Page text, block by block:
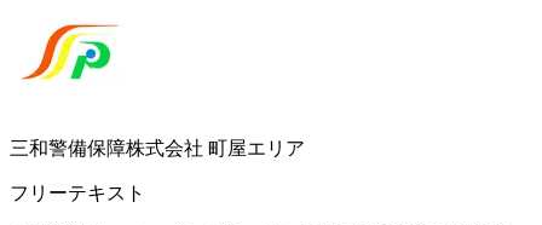
三和警備保障株式会社 町屋エリア
フリーテキスト